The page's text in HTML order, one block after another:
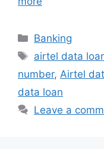
Categories
Banking
Tags
airtel data
number, Airtel
data loan
Leave a